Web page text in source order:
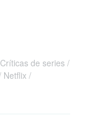
Críticas de series
Netflix